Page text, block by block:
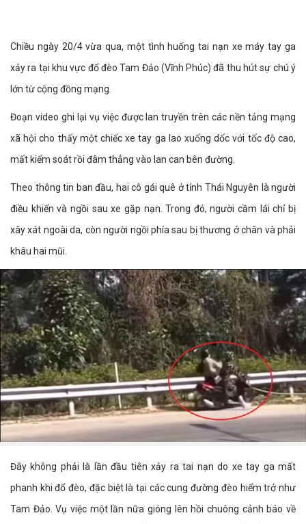
Chiều ngày 20/4 vừa qua, một tình huống tai nạn xe máy tay ga
xảy ra tại khu vực đổ đèo Tam Đảo (Vĩnh Phúc) đã thu hút sự chú ý
lớn từ cộng đồng mạng.
Đoạn video ghi lại vụ việc được lan truyền trên các nền tảng mạng
xã hội cho thấy một chiếc xe tay ga lao xuống dốc với tốc độ cao,
mất kiểm soát rồi đâm thẳng vào lan can bên đường.
Theo thông tin ban đầu, hai cô gái quê ở tỉnh Thái Nguyên là người
điều khiển và ngồi sau xe gặp nạn. Trong đó, người cầm lái chỉ bị
xây xát ngoài da, còn người ngồi phía sau bị thương ở chân và phải
khâu hai mũi.
Đây không phải là lần đầu tiên xảy ra tai nạn do xe tay ga mất
phanh khi đổ đèo, đặc biệt là tại các cung đường đèo hiểm trở như
Tam Đảo. Vụ việc một lần nữa gióng lên hồi chuông cảnh báo về